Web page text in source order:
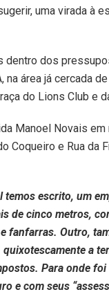
uma virada à
dos
área já cercada
do Lions Club e
Manoel Novais
Coqueiro e Rua
escrito, um
de cinco metros,
fanfarras. Outro,
a
Para onde
e com seus